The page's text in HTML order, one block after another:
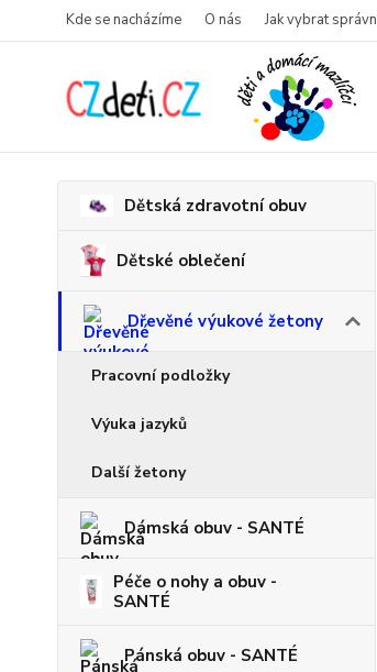
Kde se nacházíme O nás Jak vybrat
Dětská zdravotní obuv
Dětské oblečení
Dřevěné výukové žetony
Pracovní podložky
Výuka jazyků
Další žetony
Dámská obuv - SANTÉ
Péče o nohy a obuv -
SANTÉ
Pánská obuv - SANTÉ